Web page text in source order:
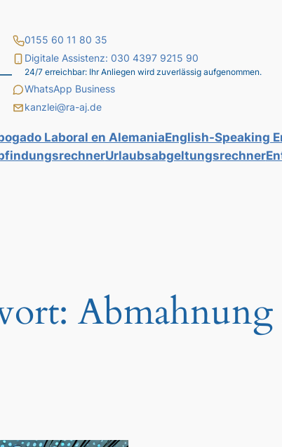
0155 60 11 80 35
Digitale Assistenz: 030 4397 9215 90
24/7 erreichbar: Ihr Anliegen wird zuverlässig aufgenommen.
WhatsApp Business
kanzlei@ra-aj.de
Laboral en AlemaniaEnglish-Speaking
Urlaubsabgeltungsrechner
Abmahnung